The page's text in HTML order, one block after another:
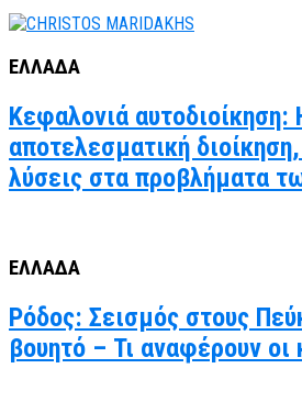
ΕΛΛΑΔΑ
Κεφαλονιά αυτοδιοίκηση:
αποτελεσματική
λύσεις στα προβλήματα
ΕΛΛΑΔΑ
Ρόδος: Σεισμός στους
βουητό – Τι αναφέρουν οι